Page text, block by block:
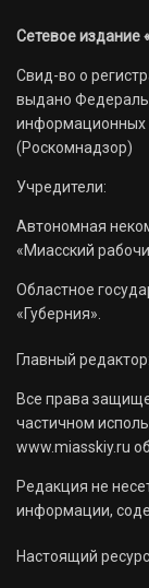
Сетевое издание
Свид-во о
выдано
информационных
(Роскомнадзор)
Учредители:
Автономная
«Миасский
Областное
«Губерния».
Главный
Все права
частичном
www.miasskiy.ru
Редакция не
информации,
Настоящий